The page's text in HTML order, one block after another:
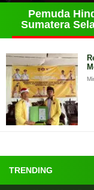
TRENDING
Pemuda
Sumatera